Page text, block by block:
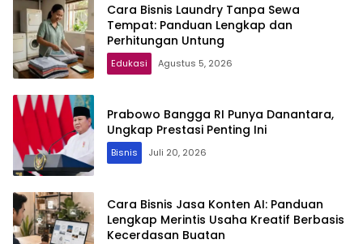
Cara Bisnis Laundry Tanpa Sewa
Tempat: Panduan Lengkap dan
Perhitungan Untung
Edukasi Agustus 5, 2026
Prabowo Bangga RI Punya Danantara,
Ungkap Prestasi Penting Ini
Bisnis Juli 20, 2026
Cara Bisnis Jasa Konten AI: Panduan
Lengkap Merintis Usaha Kreatif Berbasis
Kecerdasan Buatan